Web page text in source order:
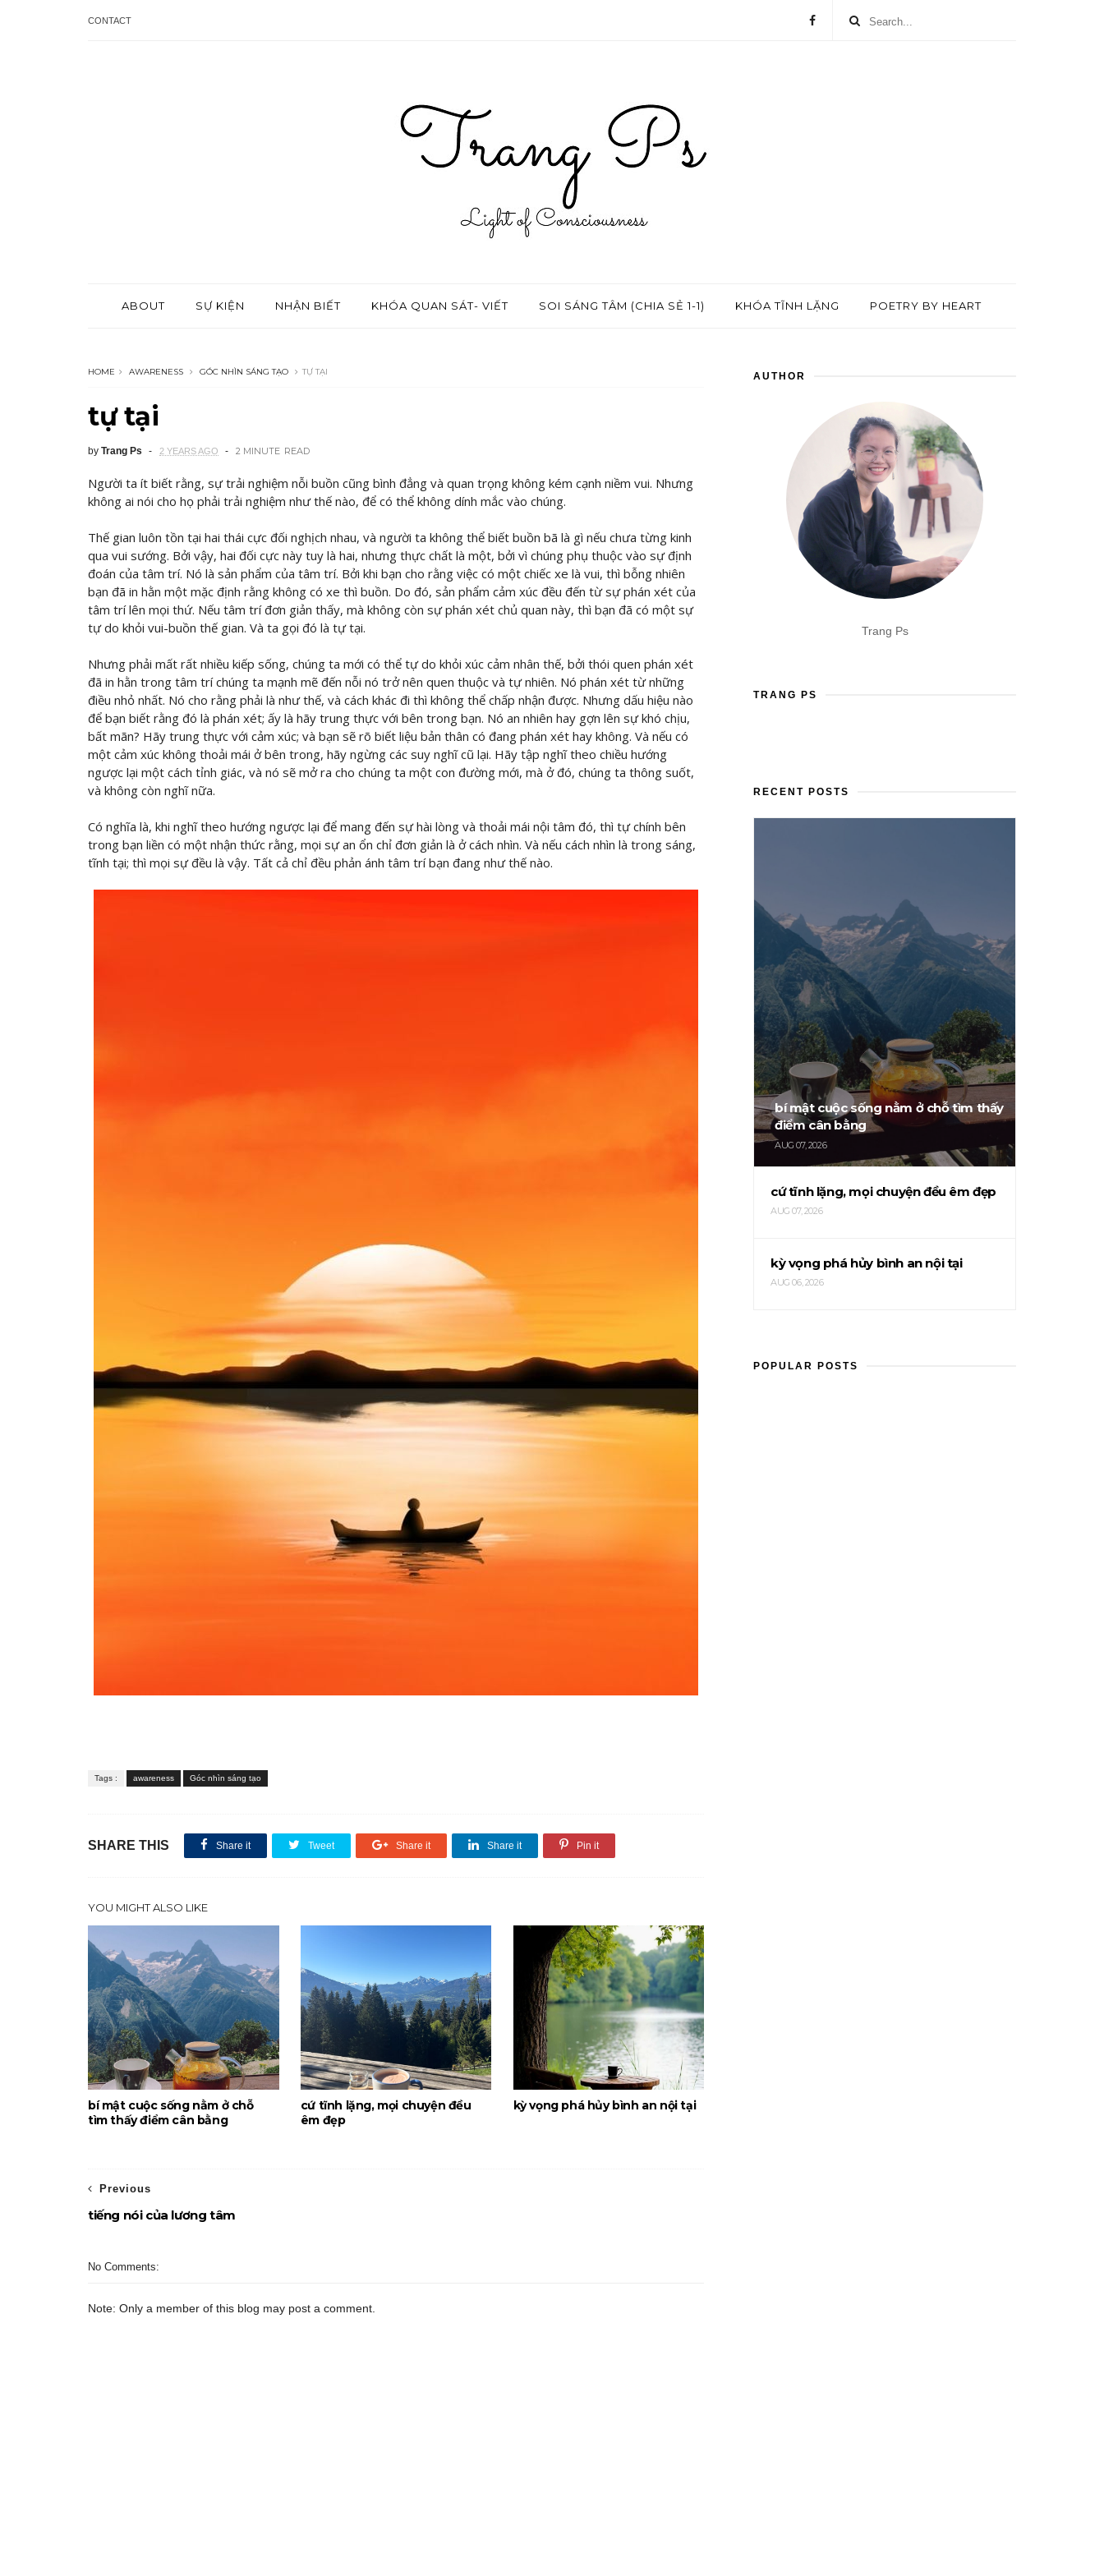
CONTACT
ABOUT SỰ KIỆN NHẬN BIẾT KHÓA QUAN SÁT- VIẾT SOI SÁNG TÂM (CHIA SẺ 1-1) KHÓA TĨNH LẶNG POETRY BY HEART
HOME AWARENESS GÓC NHÌN SÁNG TẠO TỰ TẠI
tự tại
by Trang Ps 2 YEARS AGO 2 MINUTE READ
Người ta ít biết rằng, sự trải nghiệm nỗi buồn cũng bình đẳng và quan trọng không kém cạnh niềm vui. Nhưng
không ai nói cho họ phải trải nghiệm như thế nào, để có thể không dính mắc vào chúng.
Thế gian luôn tồn tại hai thái cực đối nghịch nhau, và người ta không thể biết buồn bã là gì nếu chưa từng kinh
qua vui sướng. Bởi vậy, hai đối cực này tuy là hai, nhưng thực chất là một, bởi vì chúng phụ thuộc vào sự định
đoán của tâm trí. Nó là sản phẩm của tâm trí. Bởi khi bạn cho rằng việc có một chiếc xe là vui, thì bỗng nhiên
bạn đã in hằn một mặc định rằng không có xe thì buồn. Do đó, sản phẩm cảm xúc đều đến từ sự phán xét của
tâm trí lên mọi thứ. Nếu tâm trí đơn giản thấy, mà không còn sự phán xét chủ quan này, thì bạn đã có một sự
tự do khỏi vui-buồn thế gian. Và ta gọi đó là tự tại.
Nhưng phải mất rất nhiều kiếp sống, chúng ta mới có thể tự do khỏi xúc cảm nhân thế, bởi thói quen phán xét
đã in hằn trong tâm trí chúng ta mạnh mẽ đến nỗi nó trở nên quen thuộc và tự nhiên. Nó phán xét từ những
điều nhỏ nhất. Nó cho rằng phải là như thế, và cách khác đi thì không thể chấp nhận được. Nhưng dấu hiệu nào
để bạn biết rằng đó là phán xét; ấy là hãy trung thực với bên trong bạn. Nó an nhiên hay gợn lên sự khó chịu,
bất mãn? Hãy trung thực với cảm xúc; và bạn sẽ rõ biết liệu bản thân có đang phán xét hay không. Và nếu có
một cảm xúc không thoải mái ở bên trong, hãy ngừng các suy nghĩ cũ lại. Hãy tập nghĩ theo chiều hướng
ngược lại một cách tỉnh giác, và nó sẽ mở ra cho chúng ta một con đường mới, mà ở đó, chúng ta thông suốt,
và không còn nghĩ nữa.
Có nghĩa là, khi nghĩ theo hướng ngược lại để mang đến sự hài lòng và thoải mái nội tâm đó, thì tự chính bên
trong bạn liền có một nhận thức rằng, mọi sự an ổn chỉ đơn giản là ở cách nhìn. Và nếu cách nhìn là trong sáng,
tĩnh tại; thì mọi sự đều là vậy. Tất cả chỉ đều phản ánh tâm trí bạn đang như thế nào.
Tags : awareness Góc nhìn sáng tạo
SHARE THIS Share it Tweet Share it Share it Pin it
YOU MIGHT ALSO LIKE
bí mật cuộc sống nằm ở chỗ
tìm thấy điểm cân bằng
cứ tĩnh lặng, mọi chuyện đều
êm đẹp
kỳ vọng phá hủy bình an nội tại
Previous
tiếng nói của lương tâm
No Comments:
Note: Only a member of this blog may post a comment.
AUTHOR
Trang Ps
TRANG PS
RECENT POSTS
bí mật cuộc sống nằm ở chỗ tìm thấy
điểm cân bằng
AUG 07, 2026
cứ tĩnh lặng, mọi chuyện đều êm đẹp
AUG 07, 2026
kỳ vọng phá hủy bình an nội tại
AUG 06, 2026
POPULAR POSTS